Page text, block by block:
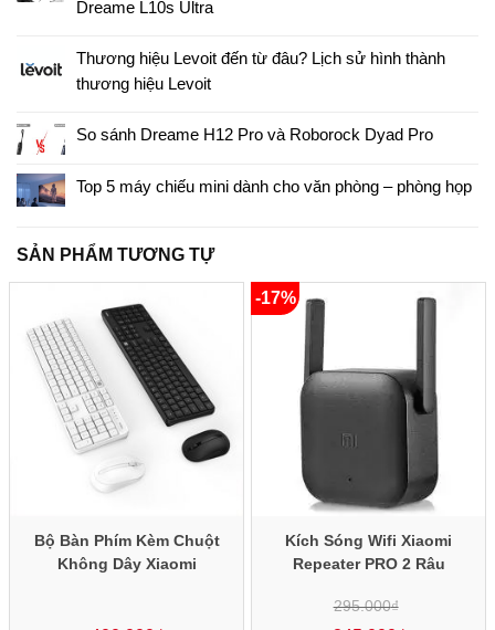
Dreame L10s Ultra
Thương hiệu Levoit đến từ đâu? Lịch sử hình thành
thương hiệu Levoit
So sánh Dreame H12 Pro và Roborock Dyad Pro
Top 5 máy chiếu mini dành cho văn phòng – phòng họp
SẢN PHẨM TƯƠNG TỰ
Bộ Bàn Phím Kèm Chuột
Không Dây Xiaomi
-17%
Kích Sóng Wifi Xiaomi
Repeater PRO 2 Râu
295.000₫